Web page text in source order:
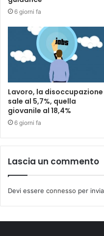
6 giorni fa
Lavoro, la disoccupazione
sale al 5,7%, quella
giovanile al 18,4%
6 giorni fa
Lascia un commento
Devi essere connesso per